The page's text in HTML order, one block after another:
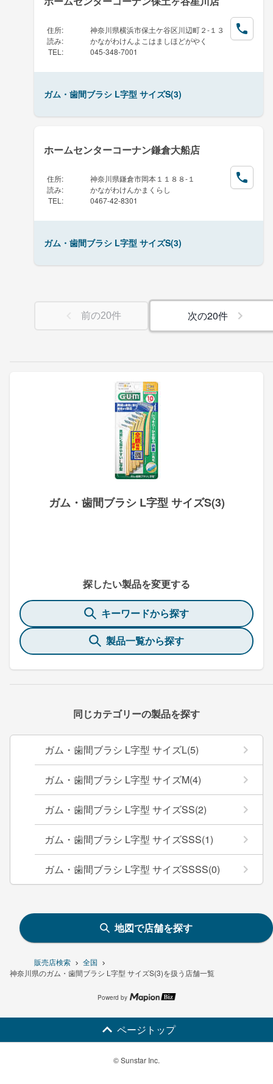
販売店検索
全国
神奈川県のガム・歯間ブラシ L字型 サイズS(3)を扱う店舗一覧
ガム・歯間ブラシ L字型 サイズS(3)
探したい製品を変更する
キーワードから探す
製品一覧から探す
同じカテゴリーの製品を探す
ガム・歯間ブラシ L字型 サイズL(5)
ガム・歯間ブラシ L字型 サイズM(4)
ガム・歯間ブラシ L字型 サイズSS(2)
ガム・歯間ブラシ L字型 サイズSSS(1)
ガム・歯間ブラシ L字型 サイズSSSS(0)
住所:
神奈川県横浜市保土ケ谷区川辺町２-１３
読み:
かながわけんよこはましほどがやく
TEL : 045-348-7001
ガム・歯間ブラシ L字型 サイズS(3)
ホームセンターコーナン鎌倉大船店
住所:
神奈川県鎌倉市岡本１１８８-１
読み:
かながわけんかまくらし
TEL : 0467-42-8301
ガム・歯間ブラシ L字型 サイズS(3)
前の20件 次の20件
地図で店舗を探す
Powerd by
ページトップ
© Sunstar Inc.